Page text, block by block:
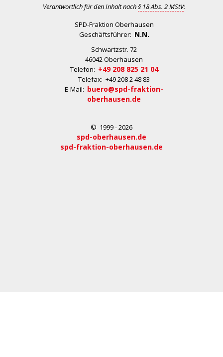
Verantwortlich für den Inhalt nach§ 18 Abs. 2 MStV:
SPD-Fraktion Oberhausen
Geschäftsführer: N.N.
Schwartzstr. 72
46042 Oberhausen
Telefon: +49 208 825 21 04
Telefax: +49 208 2 48 83
E-Mail: buero@spd-fraktion-
oberhausen.de
© 1999 - 2026
spd-oberhausen.de
spd-fraktion-oberhausen.de